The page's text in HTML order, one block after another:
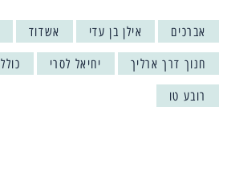
אברכים אילן בן עדי אשדוד
חנוך דרך ארליך יחיאל לסרי כולל
רובע טו